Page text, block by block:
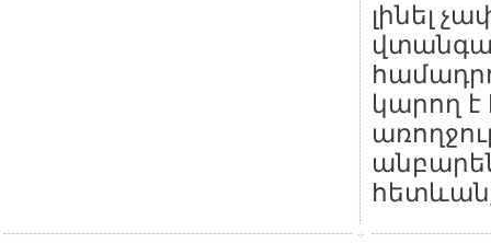
լինել
կարող է